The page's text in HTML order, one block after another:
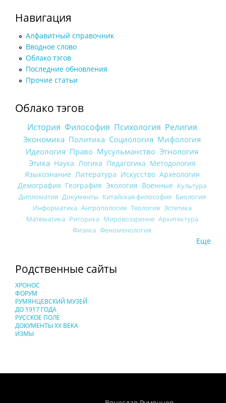
Навигация
Алфавитный справочник
Вводное слово
Облако тэгов
Последние обновления
Прочие статьи
Облако тэгов
История Философия Психология Религия
Экономика Политика Социология Мифология
Идеология Право Мусульманство Этнология
Этика Наука Логика Педагогика Методология
Языкознание Литература Искусство Археология
Демография География Экология Военные Культура
Дипломатия Документы Китайская философия Биология
Информатика Антропология Теология Эстетика
Математика Риторика Мировоззрение Архитектура
Физика Феноменология
Еще
Родственные сайты
ХРОНОС
ФОРУМ
РУМЯНЦЕВСКИЙ МУЗЕЙ
ДО 1917 ГОДА
РУССКОЕ ПОЛЕ
ДОКУМЕНТЫ XX ВЕКА
ИЗМЫ